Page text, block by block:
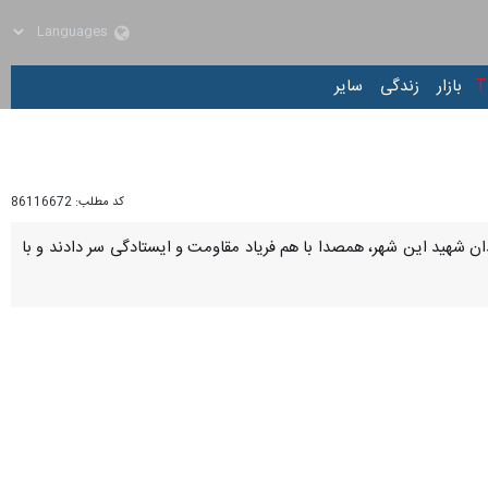
زندگی سایر
کد مطلب: 86116672